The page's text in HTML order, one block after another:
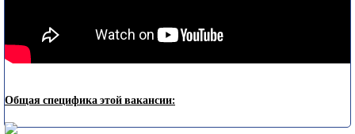
Общая специфика этой вакансии: